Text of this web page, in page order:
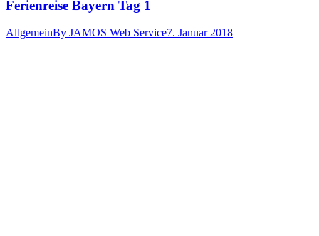
Ferienreise Bayern Tag 1
AllgemeinBy JAMOS Web Service7. Januar 2018